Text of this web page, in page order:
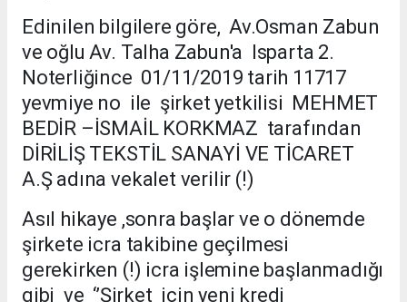
Edinilen bilgilere göre, Av.Osman Zabun
ve oğlu Av. Talha Zabun'a Isparta 2.
Noterliğince 01/11/2019 tarih 11717
yevmiye no ile şirket yetkilisi MEHMET
BEDİR –İSMAİL KORKMAZ tarafından
DİRİLİŞ TEKSTİL SANAYİ VE TİCARET
A.Ş adına vekalet verilir (!)
Asıl hikaye ,sonra başlar ve o dönemde
şirkete icra takibine geçilmesi
gerekirken (!) icra işlemine başlanmadığı
gibi ve ‘’Şirket için yeni kredi